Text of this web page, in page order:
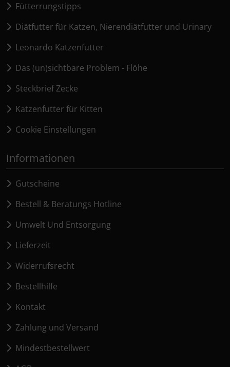
Fütterrungstipps
Diätfutter für Katzen, Nierendiätfutter und Urinary
Leonardo Katzenfutter
Das (un)sichtbare Problem - Flöhe
Steckbrief Zecke
Katzenfutter für Kitten
Cookie Einstellungen
Informationen
Gutscheine
Bestell & Beratungs Hotline
Umwelt Und Entsorgung
Lieferzeit
Widerrufsrecht
Bestellhilfe
Kontakt
Zahlung und Versand
Mindestbestellwert